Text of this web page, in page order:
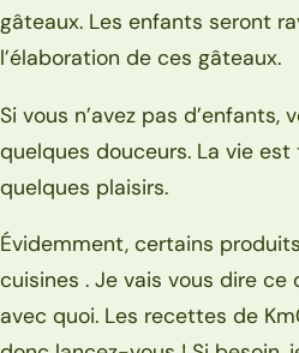
gâteaux. Les enfants seront
l’élaboration de ces gâteaux.
Si vous n’avez pas d’enfants,
quelques douceurs. La vie
quelques plaisirs.
Évidemment, certains
cuisines . Je vais vous dire ce
avec quoi. Les recettes de